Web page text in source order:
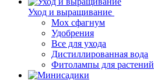
Уход и выращивание
Мох сфагнум
Удобрения
Все для ухода
Дистиллированная вода
Фитолампы для растений